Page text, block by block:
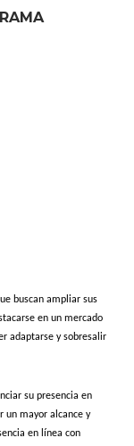
buscan ampliar sus
en un mercado
adaptarse y sobresalir
su presencia en
un mayor alcance y
en línea con